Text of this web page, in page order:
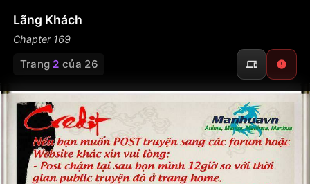
Lãng Khách
Chapter 169
Trang 2 của 26